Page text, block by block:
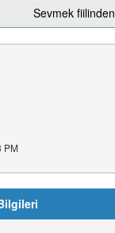
Sevmek
PM